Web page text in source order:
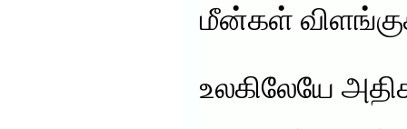
மீன்கள்
உலகிலேயே